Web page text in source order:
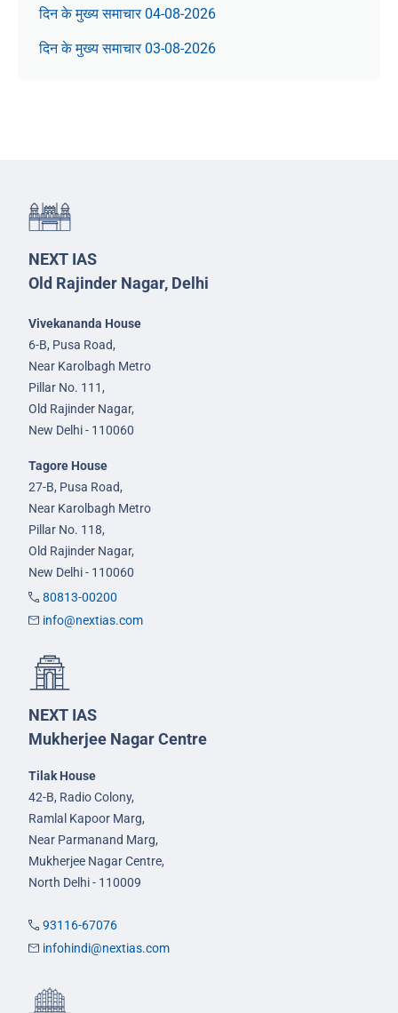
दिन के मुख्य समाचार 04-08-2026
दिन के मुख्य समाचार 03-08-2026
NEXT IAS
Old Rajinder Nagar, Delhi
Vivekananda House
6-B, Pusa Road,
Near Karolbagh Metro
Pillar No. 111,
Old Rajinder Nagar,
New Delhi - 110060
Tagore House
27-B, Pusa Road,
Near Karolbagh Metro
Pillar No. 118,
Old Rajinder Nagar,
New Delhi - 110060
80813-00200
info@nextias.com
NEXT IAS
Mukherjee Nagar Centre
Tilak House
42-B, Radio Colony,
Ramlal Kapoor Marg,
Near Parmanand Marg,
Mukherjee Nagar Centre,
North Delhi - 110009
93116-67076
infohindi@nextias.com